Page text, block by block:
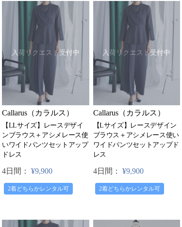
入荷リクエスト受付中
Callarus（カラルス）
【LLサイズ】レースデザイ
ンブラウス＋アシメレース使
いワイドパンツセットアップ
ドレス
4日間： ¥9,900
2着どちらかレンタル可
入荷リクエスト受付中
Callarus（カラルス）
【Lサイズ】レースデザイン
ブラウス＋アシメレース使い
ワイドパンツセットアップド
レス
4日間： ¥9,900
2着どちらかレンタル可